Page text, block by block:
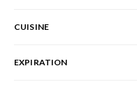
CUISINE
EXPIRATION